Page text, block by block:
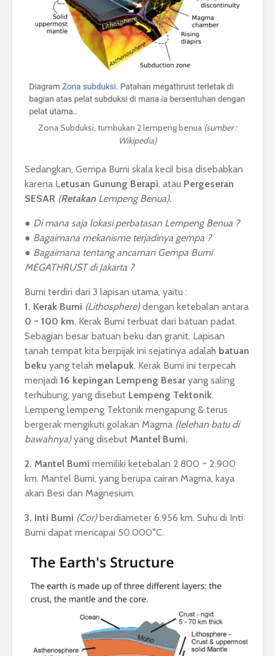
Zona Subduksi, tumbukan 2 lempeng benua (sumber :
Wikipedia)
Sedangkan, Gempa Bumi skala kecil bisa disebabkan
karena Letusan Gunung Berapi, atau Pergeseran
SESAR (RetakanLempeng Benua).
● Di mana saja lokasi perbatasan Lempeng Benua ?
● Bagaimana mekanisme terjadinya gempa ?
● Bagaimana tentang ancaman Gempa Bumi
MEGATHRUST di Jakarta ?
Bumi terdiri dari 3 lapisan utama, yaitu :
1. Kerak Bumi (Lithosphere)dengan ketebalan antara
0 ~ 100 km. Kerak Bumi terbuat dari batuan padat.
Sebagian besar batuan beku dan granit. Lapisan
tanah tempat kita berpijak ini sejatinya adalah batuan
beku yang telah melapuk. Kerak Bumi ini terpecah
menjadi 16 kepingan Lempeng Besaryang saling
terhubung, yang disebut Lempeng Tektonik.
Lempeng lempeng Tektonik mengapung & terus
bergerak mengikuti golakan Magma (lelehan batu di
bawahnya)yang disebut Mantel Bumi.
2. Mantel Bumi memiliki ketebalan 2.800 ~ 2.900
km. Mantel Bumi, yang berupa cairan Magma, kaya
akan Besi dan Magnesium.
3. Inti Bumi (Cor)berdiameter 6.956 km. Suhu di Inti
Bumi dapat mencapai 50.000°C.